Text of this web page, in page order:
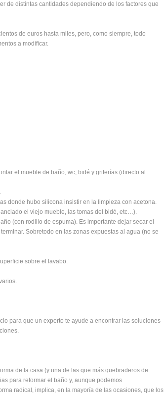
de distintas cantidades dependiendo de los factores que
de euros hasta miles, pero, como siempre, todo
a modificar.
el mueble de baño, wc, bidé y griferías (directo al
donde hubo silicona insistir en la limpieza con acetona.
el viejo mueble, las tomas del bidé, etc…).
(con rodillo de espuma). Es importante dejar secar el
Sobretodo en las zonas expuestas al agua (no se
sobre el lavabo.
para que un experto te ayude a encontrar las soluciones
de la casa (y una de las que más quebraderos de
para reformar el baño y, aunque podemos
radical, implica, en la mayoría de las ocasiones, que los